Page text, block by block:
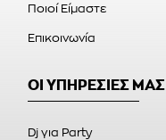
Ποιοί Είμαστε
Επικοινωνία
ΟΙ ΥΠΗΡΕΣΙΕΣ ΜΑΣ
Dj για Party